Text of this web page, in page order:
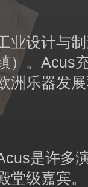
业设计与
）。Acus
洲乐器发
是许多
堂级嘉宾。